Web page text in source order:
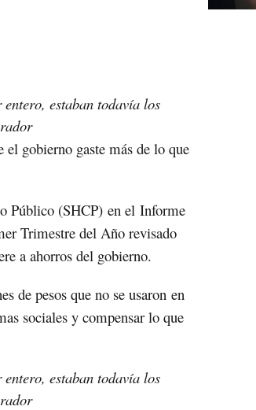
estaban todavía los
el gobierno gaste más de lo que
Público (SHCP) en elInforme
Trimestre del Año revisado
a ahorros del gobierno.
de pesos que no se usaron en
sociales y compensar lo que
estaban todavía los